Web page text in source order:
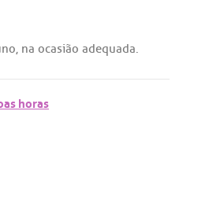
, na ocasião adequada.
horas